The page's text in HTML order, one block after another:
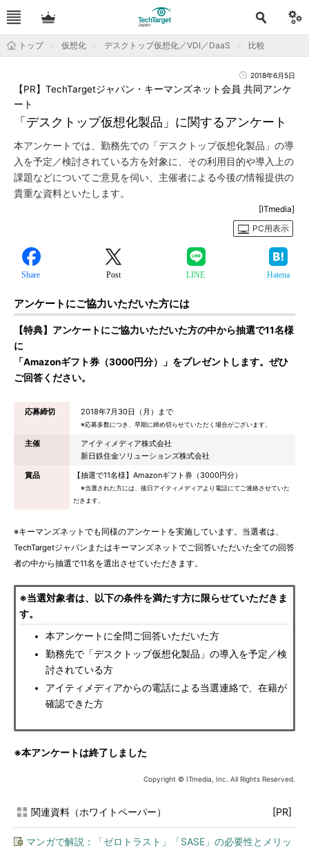
トップ 仮想化 デスクトップ仮想化／VDI／DaaS 比較
2018年6月5日
「デスクトップ仮想化製品」に関するアンケート
【PR】TechTargetジャパン・キーマンズネット会員 共同アンケ
ート
本アンケートでは、勤務先での「デスクトップ仮想化製品」の導
入を予定／検討されている方を対象に、その利用目的や導入上の
課題などについてご意見を伺い、主催者による今後の情報提供の
貴重な資料といたします。
[ITmedia]
PC用表示
Share Post LINE Hatena
アンケートにご協力いただいた方には
【特典】アンケートにご協力いただいた方の中から抽選で11名様
に
「Amazonギフト券（3000円分）」をプレゼントします。ぜひ
ご回答ください。
応募締切 2018年7月30日（月）まで
※応募多数につき、早期に締め切らせていただく場合がございます。
主催
アイティメディア株式会社
新日鉄住金ソリューションズ株式会社
賞品
【抽選で11名様】Amazonギフト券（3000円分）
※当選された方には、後日アイティメディアより電話にてご連絡させていた
だきます。
※キーマンズネットでも同様のアンケートを実施しています。当選者は、
TechTargetジャパンまたはキーマンズネットでご回答いただいた全ての回答
者の中から抽選で11名を選出させていただきます。
※当選対象者は、以下の条件を満たす方に限らせていただきま
す。
本アンケートに全問ご回答いただいた方
勤務先で「デスクトップ仮想化製品」の導入を予定／検
討されている方
アイティメディアからの電話による当選連絡で、在籍が
確認できた方
※本アンケートは終了しました
Copyright © ITmedia, Inc. All Rights Reserved.
関連資料（ホワイトペーパー） [PR]
マンガで解説：「ゼロトラスト」「SASE」の必要性とメリッ